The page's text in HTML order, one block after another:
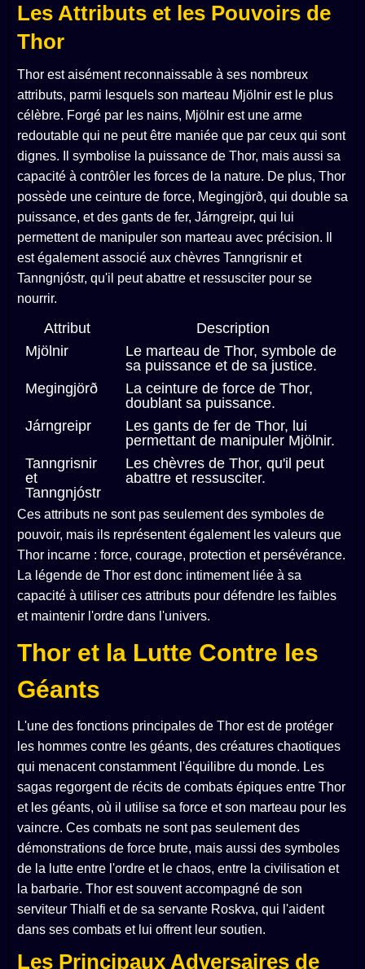
Les Attributs et les Pouvoirs de
Thor
Thor est aisément reconnaissable à ses nombreux
attributs, parmi lesquels son marteau Mjölnir est le plus
célèbre. Forgé par les nains, Mjölnir est une arme
redoutable qui ne peut être maniée que par ceux qui sont
dignes. Il symbolise la puissance de Thor, mais aussi sa
capacité à contrôler les forces de la nature. De plus, Thor
possède une ceinture de force, Megingjörð, qui double sa
puissance, et des gants de fer, Járngreipr, qui lui
permettent de manipuler son marteau avec précision. Il
est également associé aux chèvres Tanngrisnir et
Tanngnjóstr, qu'il peut abattre et ressusciter pour se
nourrir.
Attribut
Description
Mjölnir
Le marteau de Thor, symbole de
sa puissance et de sa justice.
Megingjörð
La ceinture de force de Thor,
doublant sa puissance.
Járngreipr
Les gants de fer de Thor, lui
permettant de manipuler Mjölnir.
Tanngrisnir
et
Tanngnjóstr
Les chèvres de Thor, qu'il peut
abattre et ressusciter.
Ces attributs ne sont pas seulement des symboles de
pouvoir, mais ils représentent également les valeurs que
Thor incarne : force, courage, protection et persévérance.
La légende de Thor est donc intimement liée à sa
capacité à utiliser ces attributs pour défendre les faibles
et maintenir l'ordre dans l'univers.
Thor et la Lutte Contre les
Géants
L'une des fonctions principales de Thor est de protéger
les hommes contre les géants, des créatures chaotiques
qui menacent constamment l'équilibre du monde. Les
sagas regorgent de récits de combats épiques entre Thor
et les géants, où il utilise sa force et son marteau pour les
vaincre. Ces combats ne sont pas seulement des
démonstrations de force brute, mais aussi des symboles
de la lutte entre l'ordre et le chaos, entre la civilisation et
la barbarie. Thor est souvent accompagné de son
serviteur Thialfi et de sa servante Roskva, qui l'aident
dans ses combats et lui offrent leur soutien.
Les Principaux Adversaires de